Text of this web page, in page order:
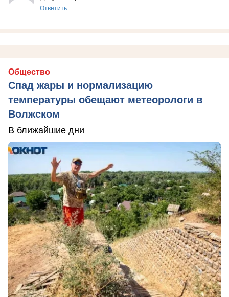
Ответить
Общество
Спад жары и нормализацию
температуры обещают метеорологи в
Волжском
В ближайшие дни